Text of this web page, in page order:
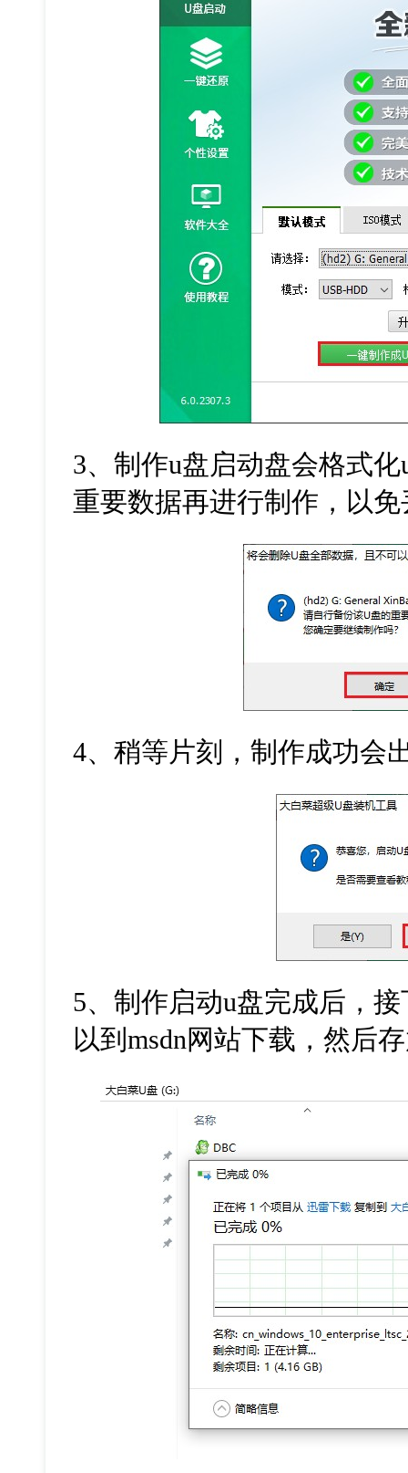
3、制作u盘启动盘会格式化
重要数据再进行制作，以免
4、稍等片刻，制作成功会
5、制作启动u盘完成后，
以到msdn网站下载，然后